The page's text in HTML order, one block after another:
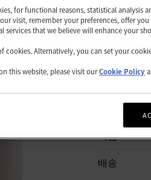
쇼
책임
배송
for functional reasons, statistical analysis
visit, remember your preferences, offer
services that we believe will enhance your
cookies. Alternatively, you can set your
this website, please visit ourCookie Policy